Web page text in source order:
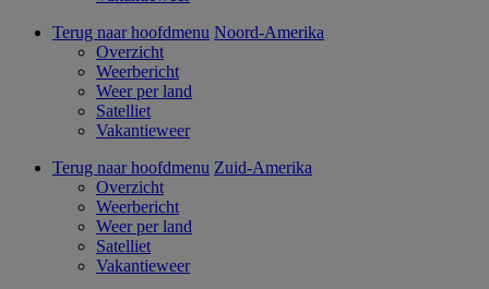
Terug naar hoofdmenu Noord-Amerika
Overzicht
Weerbericht
Weer per land
Satelliet
Vakantieweer
Terug naar hoofdmenu Zuid-Amerika
Overzicht
Weerbericht
Weer per land
Satelliet
Vakantieweer